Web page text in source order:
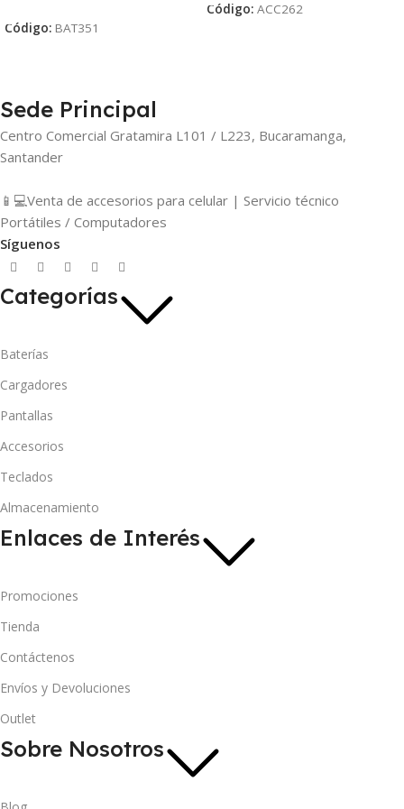
Código: BAT351
Código: ACC262
Sede Principal
Centro Comercial Gratamira L101 / L223, Bucaramanga,
Santander
📱💻Venta de accesorios para celular | Servicio técnico
Portátiles / Computadores
Síguenos
Categorías
Baterías
Cargadores
Pantallas
Accesorios
Teclados
Almacenamiento
Enlaces de Interés
Promociones
Tienda
Contáctenos
Envíos y Devoluciones
Outlet
Sobre Nosotros